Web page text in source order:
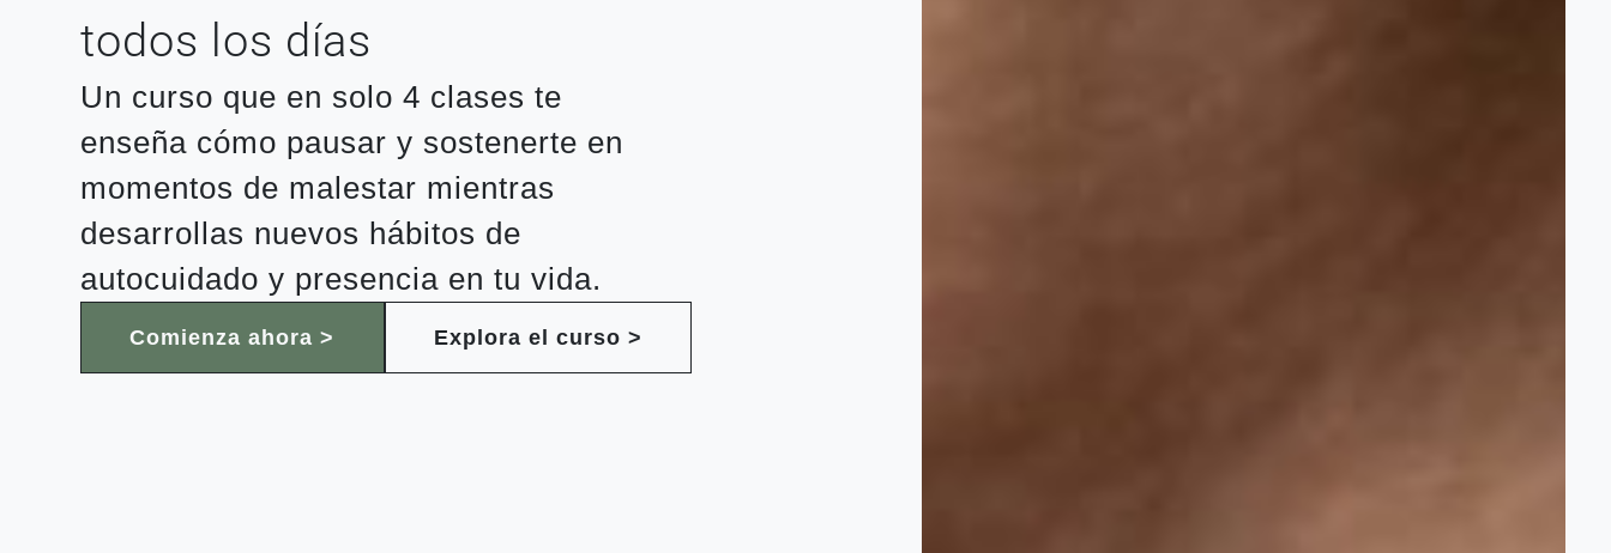
todos los días
Un curso que en solo 4 clases te
enseña cómo pausar y sostenerte en
momentos de malestar mientras
desarrollas nuevos hábitos de
autocuidado y presencia en tu vida.
Comienza ahora > Explora el curso >